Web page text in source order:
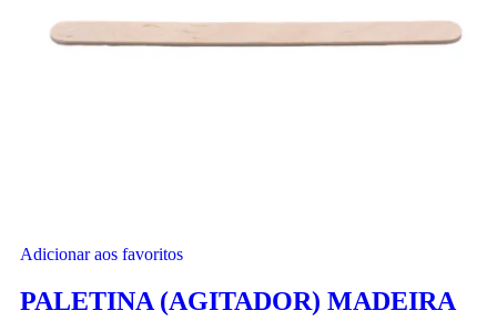
Adicionar aos favoritos
PALETINA (AGITADOR) MADEIRA